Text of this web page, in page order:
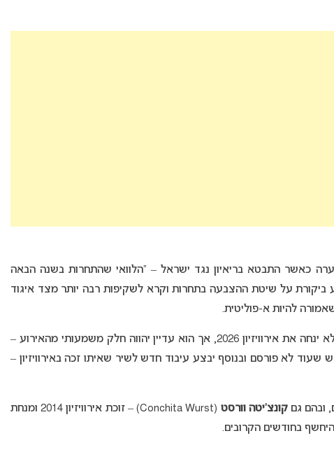
סערה כאשר התבטא בריאיון נגד ישראל – “הלוואי שהתחרות בשנה הבאה
ביקורת על שיטת ההצבעה בתחרות וקרא לשקיפות רבה יותר מצד איגוד
להיות א-פוליטית.
ובכל זאת, לא מעט חובבים מאוכזבים שג’יי ג’יי לא ינחה את אירוויזיון 2026, אך הוא עדיין יהווה חלק משמעותי מהאירוע –
לא פורסם ובנוסף יבצע עיבוד חדש לשיר שאיתו זכה באירוויזיון –
קונצ’יטה וורסט
(Conchita Wurst) – זוכת אירוויזיון 2014 ומנחת